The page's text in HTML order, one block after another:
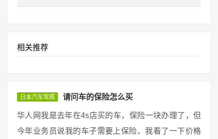
相关推荐
日本汽车驾照 请问车的保险怎么买
华人网我是去年在4s店买的车，保险一块办理了，但
今年业务员说我的车子需要上保险、我看了一下价格